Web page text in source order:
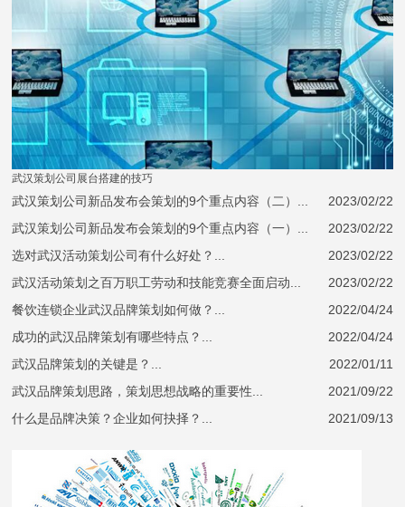
武汉策划公司展台搭建的技巧
2023/02/22
武汉策划公司新品发布会策划的9个重点内容（二）...
2023/02/22
武汉策划公司新品发布会策划的9个重点内容（一）...
2023/02/22
选对武汉活动策划公司有什么好处？...
2023/02/22
武汉活动策划之百万职工劳动和技能竞赛全面启动...
2022/04/24
餐饮连锁企业武汉品牌策划如何做？...
2022/04/24
成功的武汉品牌策划有哪些特点？...
2022/01/11
武汉品牌策划的关键是？...
2021/09/22
武汉品牌策划思路，策划思想战略的重要性...
2021/09/13
什么是品牌决策？企业如何抉择？...